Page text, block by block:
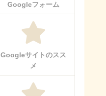
Googleフォーム
Googleサイトのスス
メ